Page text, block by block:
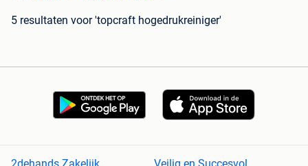
5 resultaten voor 'topcraft hogedrukreiniger'